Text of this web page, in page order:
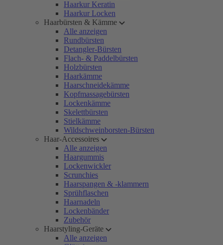
Haarkur Keratin
Haarkur Locken
Haarbürsten & Kämme
Alle anzeigen
Rundbürsten
Detangler-Bürsten
Flach- & Paddelbürsten
Holzbürsten
Haarkämme
Haarschneidekämme
Kopfmassagebürsten
Lockenkämme
Skelettbürsten
Stielkämme
Wildschweinborsten-Bürsten
Haar-Accessoires
Alle anzeigen
Haargummis
Lockenwickler
Scrunchies
Haarspangen & -klammern
Sprühflaschen
Haarnadeln
Lockenbänder
Zubehör
Haarstyling-Geräte
Alle anzeigen